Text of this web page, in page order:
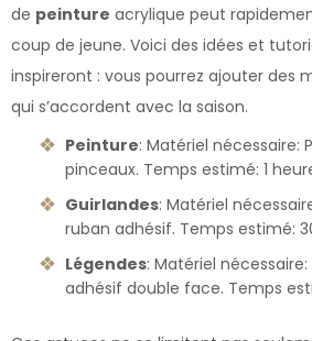
de peinture acrylique peut
coup de jeune. Voici des idées et
inspireront : vous pourrez ajouter des
qui s’accordent avec la saison.
Peinture: Matériel nécessaire:
pinceaux. Temps estimé: 1
Guirlandes: Matériel
ruban adhésif. Temps estimé:
Légendes: Matériel
adhésif double face. Temps